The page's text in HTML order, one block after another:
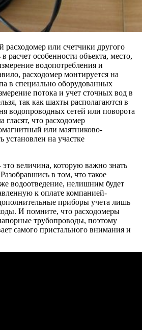
расходомер или счетчики другого
расчет особенности объекта, место,
водопотребления и
расходомер монтируется на
в специально оборудованных
потока и учет сточных вод в
так как шахты располагаются в
водопроводных сетей или поворота
гласят, что расходомер
или маятниково-
на участке
величина, которую важно знать
в том, что такое
водоотведение, нелишним будет
к оплате компанией-
приборы учета лишь
И помните, что расходомеры
трубопроводы, поэтому
самого пристального внимания и